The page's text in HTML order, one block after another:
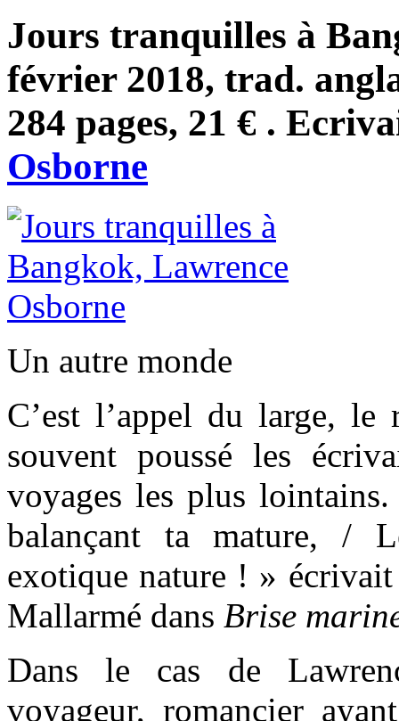
Jours tranquilles à
février 2018, trad.
284 pages, 21 € .
Osborne
Un autre monde
C’est l’appel du large,
souvent poussé les
voyages les plus
balançant ta mature, /
exotique nature ! » écrivait
Mallarmé dans Brise
Dans le cas de
voyageur, romancier